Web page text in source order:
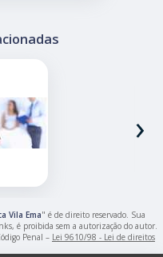
›
Vila Ema" é de direito reservado. Sua
é proibida sem a autorização do autor.
Penal – Lei 9610/98 - Lei de direitos